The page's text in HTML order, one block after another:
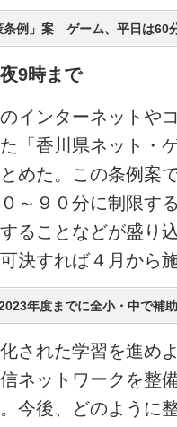
条例」案 ゲーム、平日は60
9時まで
インターネットや
「香川県ネット・
めた。この条例案
～９０分に制限す
ることなどが盛り
決すれば４月から
年度までに全小・中で補
された学習を進め
ネットワークを整
今後、どのように